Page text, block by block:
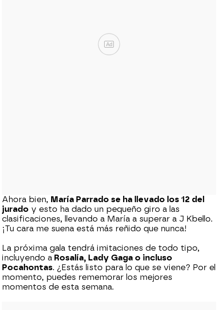
Ad
Ahora bien, María Parrado se ha llevado los 12 del
jurado y esto ha dado un pequeño giro a las
clasificaciones, llevando a María a superar a J Kbello.
¡Tu cara me suena está más reñido que nunca!
La próxima gala tendrá imitaciones de todo tipo,
incluyendo a Rosalía, Lady Gaga o incluso
Pocahontas. ¿Estás listo para lo que se viene? Por el
momento, puedes rememorar los mejores
momentos de esta semana.